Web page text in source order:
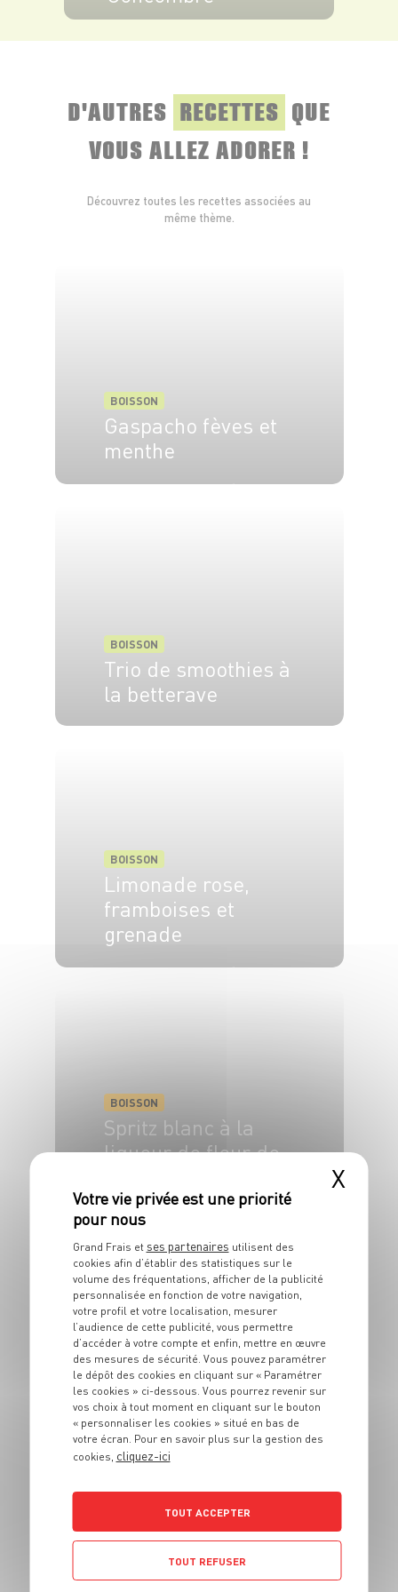
D'AUTRES RECETTES QUE
VOUS ALLEZ ADORER !
Découvrez toutes les recettes associées au
même thème.
BOISSON
Gaspacho fèves et
menthe
BOISSON
Trio de smoothies à
la betterave
BOISSON
Limonade rose,
framboises et
grenade
BOISSON
Spritz blanc à la
liqueur de fleur de
10 min
BOISSON
Cappuccino maison
1 pers.
BOISSON
X
Grand Frais et ses partenaires utilisent des
cookies afin d’établir des statistiques sur le
volume des fréquentations, afficher de la publicité
personnalisée en fonction de votre navigation,
votre profil et votre localisation, mesurer
l’audience de cette publicité, vous permettre
d’accéder à votre compte et enfin, mettre en œuvre
des mesures de sécurité. Vous pouvez paramétrer
le dépôt des cookies en cliquant sur « Paramétrer
les cookies » ci-dessous. Vous pourrez revenir sur
vos choix à tout moment en cliquant sur le bouton
« personnaliser les cookies » situé en bas de
votre écran. Pour en savoir plus sur la gestion des
cookies, cliquez-ici
TOUT ACCEPTER
TOUT REFUSER